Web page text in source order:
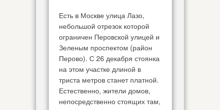
Есть в Москве улица Лазо,
небольшой отрезок которой
ограничен Перовской улицей и
Зеленым проспектом (район
Перово). С 26 декабря стоянка
на этом участке длиной в
триста метров станет платной.
Естественно, жители домов,
непосредственно стоящих там,